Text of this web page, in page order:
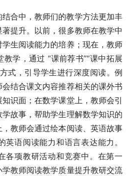
合中，教师们的教学方法更加丰
提升。以前，很多教师在教学中
生阅读能力的培养；现在，教师
学，通过 “课前荐书”“课中拓展
式，引导学生进行深度阅读。例
结合课文内容推荐相关的课外书
识面；在数学课堂上，教师会引
故事，帮助学生理解数学知识的
教师会通过绘本阅读、英语故事
英语阅读能力和语言表达能力。
各项教研活动和竞赛中。在第一
教师阅读教学质量提升教研交流